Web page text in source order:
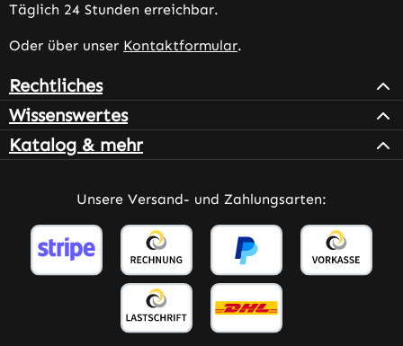
Täglich 24 Stunden erreichbar.
Oder über unser Kontaktformular.
Rechtliches
Wissenswertes
Katalog & mehr
Unsere Versand- und Zahlungsarten: